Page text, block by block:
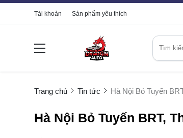
Tài khoản Sản phẩm yêu thích
Trang chủ Tin tức Hà Nội Bỏ Tuyến
Hà Nội Bỏ Tuyến BRT,